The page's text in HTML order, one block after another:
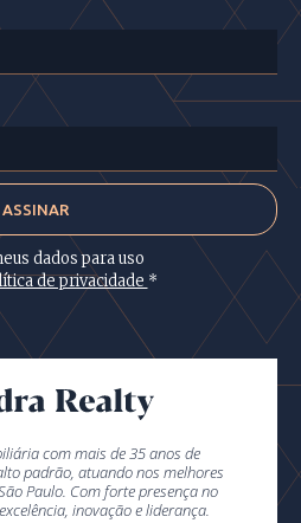
dados para uso
de privacidade *
com mais de 35 anos de
padrão, atuando nos melhores
Paulo. Com forte presença no
inovação e liderança.